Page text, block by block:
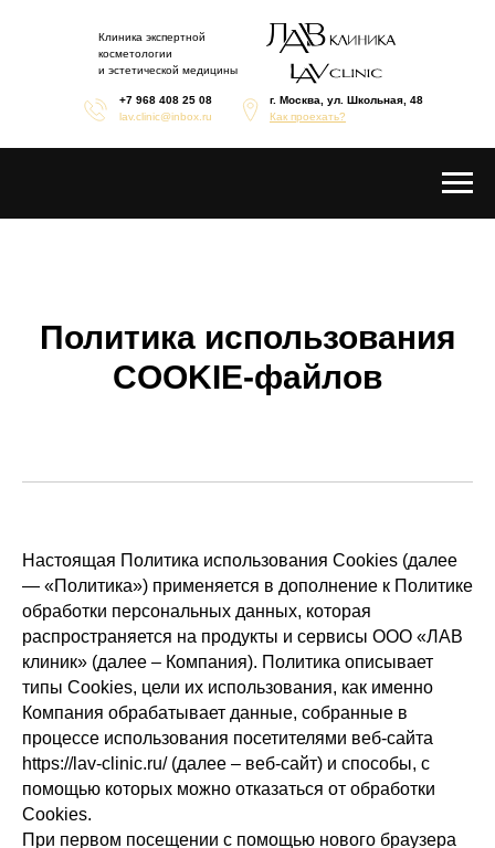
г. Москва, ул. Школьная, 48
Как проехать?
+7 968 408 25 08
lav.clinic@inbox.ru
Клиника экспертной
косметологии
и эстетической медицины
Политика использования
СOOKIE-файлов
Настоящая Политика использования Сookies (далее
— «Политика») применяется в дополнение к Политике
обработки персональных данных, которая
распространяется на продукты и сервисы ООО «ЛАВ
клиник» (далее – Компания). Политика описывает
типы Сookies, цели их использования, как именно
Компания обрабатывает данные, собранные в
процессе использования посетителями веб-сайта
https://lav-clinic.ru/ (далее – веб-сайт) и способы, с
помощью которых можно отказаться от обработки
Сookies.
При первом посещении с помощью нового браузера